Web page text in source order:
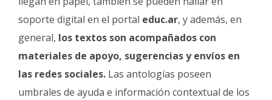
soporte digital en el portal educ.ar, y además, en
general, los textos son acompañados con
materiales de apoyo, sugerencias y envíos en
las redes sociales. Las antologías poseen
umbrales de ayuda e información contextual de los